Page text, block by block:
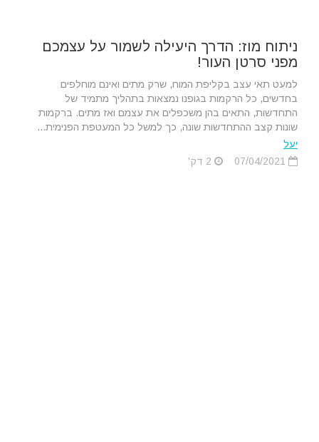
ניתוח מוז: הדרך היעילה לשמור על עצמכם
מפני סרטן העור!
למעט תאי עצב בקליפת המוח, שרק מתים ואינם מוחלפים
בחדשים, כל הרקמות בגופנו נמצאות בתהליך מתמיד של
התחדשות, התאים בהן משכפלים את עצמם ואז מתים. ברקמות
שונות קצב ההתחדשות שונה, כך למשל כל המעטפת הפנימית...
יעל